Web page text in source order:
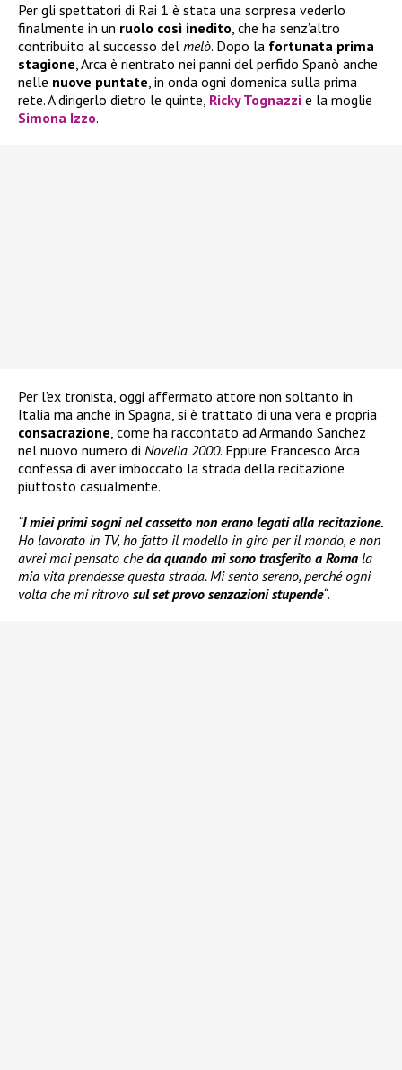
Per gli spettatori di Rai 1 è stata una sorpresa vederlo
finalmente in un ruolo così inedito, che ha senz’altro
contribuito al successo del melò. Dopo la fortunata prima
stagione, Arca è rientrato nei panni del perfido Spanò anche
nelle nuove puntate, in onda ogni domenica sulla prima
rete. A dirigerlo dietro le quinte, Ricky Tognazzi e la moglie
Simona Izzo.
Per l’ex tronista, oggi affermato attore non soltanto in
Italia ma anche in Spagna, si è trattato di una vera e propria
consacrazione, come ha raccontato ad Armando Sanchez
nel nuovo numero di Novella 2000. Eppure Francesco Arca
confessa di aver imboccato la strada della recitazione
piuttosto casualmente.
“I miei primi sogni nel cassetto non erano legati alla recitazione.
Ho lavorato in TV, ho fatto il modello in giro per il mondo, e non
avrei mai pensato cheda quando mi sono trasferito a Roma la
mia vita prendesse questa strada. Mi sento sereno, perché ogni
volta che mi ritrovo sul set provo senzazioni stupende“.